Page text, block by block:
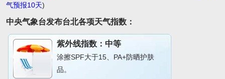
气预报10天)
中央气象台发布台北各项天气指数：
紫外线指数： 中等
涂擦SPF大于15、PA+防晒护肤
品。